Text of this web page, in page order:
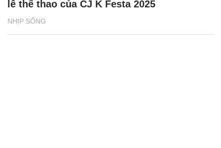
NHỊP SỐNG
lễ thể thao của CJ K Festa 2025